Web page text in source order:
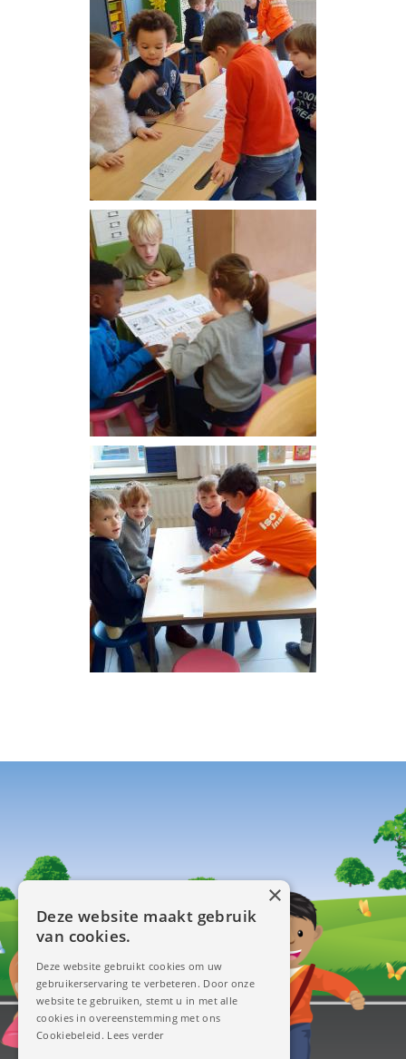
×
Deze website maakt gebruik
van cookies.
Deze website gebruikt cookies om uw
gebruikerservaring te verbeteren. Door onze
website te gebruiken, stemt u in met alle
cookies in overeenstemming met ons
Cookiebeleid. Lees verder